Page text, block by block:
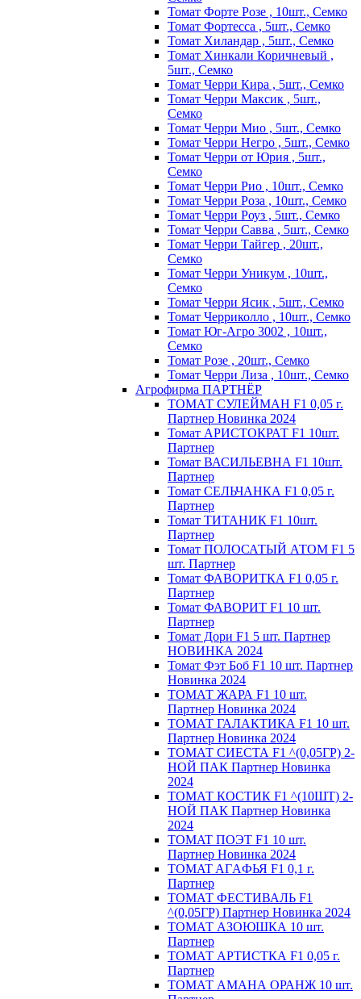
Томат Форте Розе , 10шт., Семко
Томат Фортесса , 5шт., Семко
Томат Хиландар , 5шт., Семко
Томат Хинкали Коричневый ,
5шт., Семко
Томат Черри Кира , 5шт., Семко
Томат Черри Максик , 5шт.,
Семко
Томат Черри Мио , 5шт., Семко
Томат Черри Негро , 5шт., Семко
Томат Черри от Юрия , 5шт.,
Семко
Томат Черри Рио , 10шт., Семко
Томат Черри Роза , 10шт., Семко
Томат Черри Роуз , 5шт., Семко
Томат Черри Савва , 5шт., Семко
Томат Черри Тайгер , 20шт.,
Семко
Томат Черри Уникум , 10шт.,
Семко
Томат Черри Ясик , 5шт., Семко
Томат Черриколло , 10шт., Семко
Томат Юг-Агро 3002 , 10шт.,
Семко
Томат Розе , 20шт., Семко
Томат Черри Лиза , 10шт., Семко
Агрофирма ПАРТНЁР
ТОМАТ СУЛЕЙМАН F1 0,05 г.
Партнер Новинка 2024
Томат АРИСТОКРАТ F1 10шт.
Партнер
Томат ВАСИЛЬЕВНА F1 10шт.
Партнер
Томат СЕЛЬЧАНКА F1 0,05 г.
Партнер
Томат ТИТАНИК F1 10шт.
Партнер
Томат ПОЛОСАТЫЙ АТОМ F1 5
шт. Партнер
Томат ФАВОРИТКА F1 0,05 г.
Партнер
Томат ФАВОРИТ F1 10 шт.
Партнер
Томат Дори F1 5 шт. Партнер
НОВИНКА 2024
Томат Фэт Боб F1 10 шт. Партнер
Новинка 2024
ТОМАТ ЖАРА F1 10 шт.
Партнер Новинка 2024
ТОМАТ ГАЛАКТИКА F1 10 шт.
Партнер Новинка 2024
ТОМАТ СИЕСТА F1 ^(0,05ГР) 2-
НОЙ ПАК Партнер Новинка
2024
ТОМАТ КОСТИК F1 ^(10ШТ) 2-
НОЙ ПАК Партнер Новинка
2024
TOMAT ПOЭT F1 10 шт.
Пapтнeр Новинка 2024
TOMAT AГAФЬЯ F1 0,1 г.
Пapтнep
ТОМАТ ФЕСТИВАЛЬ F1
^(0,05ГР) Партнер Новинка 2024
ТОМАТ АЗОЮШКА 10 шт.
Партнер
ТОМАТ АРТИСТКА F1 0,05 г.
Партнер
ТОМАТ АМАНА ОРАНЖ 10 шт.